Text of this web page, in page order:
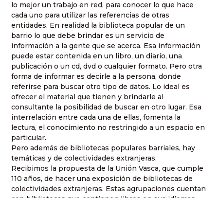
lo mejor un trabajo en red, para conocer lo que hace
cada uno para utilizar las referencias de otras
entidades. En realidad la biblioteca popular de un
barrio lo que debe brindar es un servicio de
información a la gente que se acerca. Esa información
puede estar contenida en un libro, un diario, una
publicación o un cd, dvd o cualquier formato. Pero otra
forma de informar es decirle a la persona, donde
referirse para buscar otro tipo de datos. Lo ideal es
ofrecer el material que tienen y brindarle al
consultante la posibilidad de buscar en otro lugar. Esa
interrelación entre cada una de ellas, fomenta la
lectura, el conocimiento no restringido a un espacio en
particular.
Pero además de bibliotecas populares barriales, hay
temáticas y de colectividades extranjeras.
Recibimos la propuesta de la Unión Vasca, que cumple
110 años, de hacer una exposición de bibliotecas de
colectividades extranjeras. Estas agrupaciones cuentan